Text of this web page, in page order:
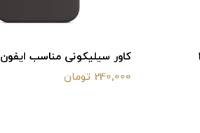
کاور سیلیکونی مناسب ایفون 12 پرو
240,000 تومان